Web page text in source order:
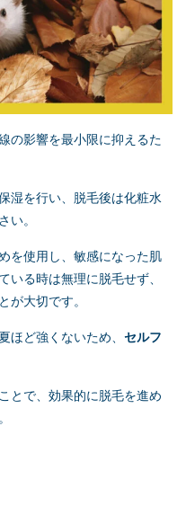
の影響を最小限に抑えるた
湿を行い、脱毛後は化粧水
い。
を使用し、敏感になった肌
いる時は無理に脱毛せず、
が大切です。
ほど強くないため、 セルフ
とで、効果的に脱毛を進め